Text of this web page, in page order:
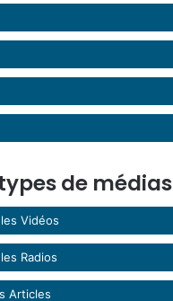
de médias
Vidéos
Radios
Articles